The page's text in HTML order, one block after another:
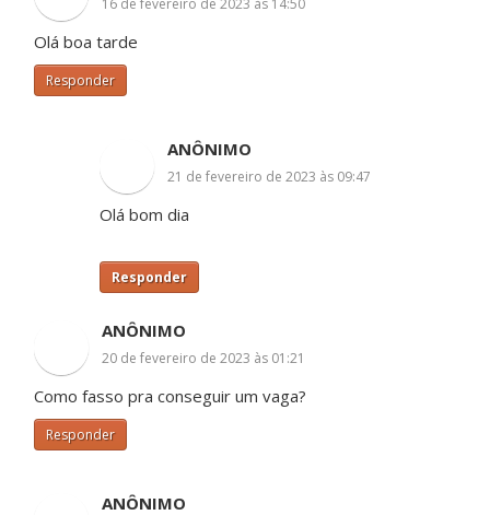
16 de fevereiro de 2023 às 14:50
Olá boa tarde
Responder
ANÔNIMO
21 de fevereiro de 2023 às 09:47
Olá bom dia
Responder
ANÔNIMO
20 de fevereiro de 2023 às 01:21
Como fasso pra conseguir um vaga?
Responder
ANÔNIMO